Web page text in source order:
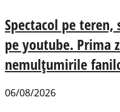
Spectacol pe
pe youtube. Prima
nemulțumirile
06/08/2026